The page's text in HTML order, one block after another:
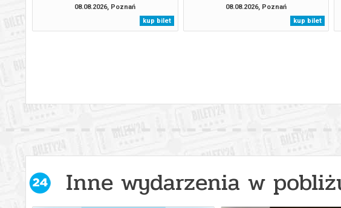
08.08.2026, Poznań
kup bilet
08.08.2026, Poznań
kup bilet
Inne wydarzenia w